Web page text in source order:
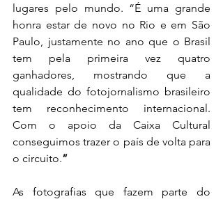
lugares pelo mundo. “É uma grande
honra estar de novo no Rio e em São
Paulo, justamente no ano que o Brasil
tem pela primeira vez quatro
ganhadores, mostrando que a
qualidade do fotojornalismo brasileiro
tem reconhecimento internacional.
Com o apoio da Caixa Cultural
conseguimos trazer o país de volta para
o circuito.”
As fotografias que fazem parte do